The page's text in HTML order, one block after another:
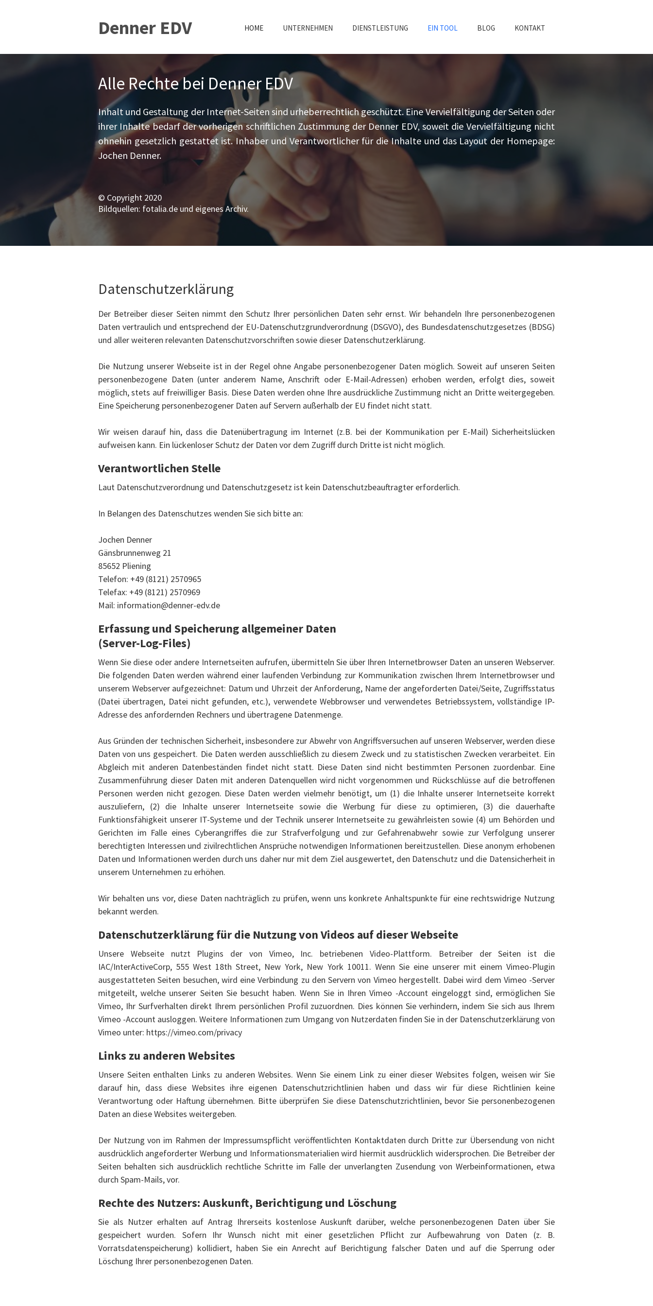
Denner EDV HOME UNTERNEHMEN DIENSTLEISTUNG EIN TOOL BLOG KONTAKT
Alle Rechte bei Denner EDV
Inhalt und Gestaltung der Internet-Seiten sind urheberrechtlich geschützt. Eine Vervielfältigung der Seiten oder
ihrer Inhalte bedarf der vorherigen schriftlichen Zustimmung der Denner EDV, soweit die Vervielfältigung nicht
ohnehin gesetzlich gestattet ist. Inhaber und Verantwortlicher für die Inhalte und das Layout der Homepage:
Jochen Denner.
© Copyright 2020
Bildquellen: fotalia.de und eigenes Archiv.
Datenschutzerklärung
Der Betreiber dieser Seiten nimmt den Schutz Ihrer persönlichen Daten sehr ernst. Wir behandeln Ihre personenbezogenen
Daten vertraulich und entsprechend der EU-Datenschutzgrundverordnung (DSGVO), des Bundesdatenschutzgesetzes (BDSG)
und aller weiteren relevanten Datenschutzvorschriften sowie dieser Datenschutzerklärung.
Die Nutzung unserer Webseite ist in der Regel ohne Angabe personenbezogener Daten möglich. Soweit auf unseren Seiten
personenbezogene Daten (unter anderem Name, Anschrift oder E-Mail-Adressen) erhoben werden, erfolgt dies, soweit
möglich, stets auf freiwilliger Basis. Diese Daten werden ohne Ihre ausdrückliche Zustimmung nicht an Dritte weitergegeben.
Eine Speicherung personenbezogener Daten auf Servern außerhalb der EU findet nicht statt.
Wir weisen darauf hin, dass die Datenübertragung im Internet (z.B. bei der Kommunikation per E-Mail) Sicherheitslücken
aufweisen kann. Ein lückenloser Schutz der Daten vor dem Zugriff durch Dritte ist nicht möglich.
Verantwortlichen Stelle
Laut Datenschutzverordnung und Datenschutzgesetz ist kein Datenschutzbeauftragter erforderlich.
In Belangen des Datenschutzes wenden Sie sich bitte an:
Jochen Denner
Gänsbrunnenweg 21
‍85652 Pliening
Telefon: +49 (8121) 2570965
Telefax: +49 (8121) 2570969
Mail: information@denner-edv.de
Erfassung und Speicherung allgemeiner Daten
(Server-Log-Files)
Wenn Sie diese oder andere Internetseiten aufrufen, übermitteln Sie über Ihren Internetbrowser Daten an unseren Webserver.
Die folgenden Daten werden während einer laufenden Verbindung zur Kommunikation zwischen Ihrem Internetbrowser und
unserem Webserver aufgezeichnet: Datum und Uhrzeit der Anforderung, Name der angeforderten Datei/Seite, Zugriffsstatus
(Datei übertragen, Datei nicht gefunden, etc.), verwendete Webbrowser und verwendetes Betriebssystem, vollständige IP-
Adresse des anfordernden Rechners und übertragene Datenmenge.
Aus Gründen der technischen Sicherheit, insbesondere zur Abwehr von Angriffsversuchen auf unseren Webserver, werden diese
Daten von uns gespeichert. Die Daten werden ausschließlich zu diesem Zweck und zu statistischen Zwecken verarbeitet. Ein
Abgleich mit anderen Datenbeständen findet nicht statt. Diese Daten sind nicht bestimmten Personen zuordenbar. Eine
Zusammenführung dieser Daten mit anderen Datenquellen wird nicht vorgenommen und Rückschlüsse auf die betroffenen
Personen werden nicht gezogen. Diese Daten werden vielmehr benötigt, um (1) die Inhalte unserer Internetseite korrekt
auszuliefern, (2) die Inhalte unserer Internetseite sowie die Werbung für diese zu optimieren, (3) die dauerhafte
Funktionsfähigkeit unserer IT-Systeme und der Technik unserer Internetseite zu gewährleisten sowie (4) um Behörden und
Gerichten im Falle eines Cyberangriffes die zur Strafverfolgung und zur Gefahrenabwehr sowie zur Verfolgung unserer
berechtigten Interessen und zivilrechtlichen Ansprüche notwendigen Informationen bereitzustellen. Diese anonym erhobenen
Daten und Informationen werden durch uns daher nur mit dem Ziel ausgewertet, den Datenschutz und die Datensicherheit in
unserem Unternehmen zu erhöhen.
Wir behalten uns vor, diese Daten nachträglich zu prüfen, wenn uns konkrete Anhaltspunkte für eine rechtswidrige Nutzung
bekannt werden.
Datenschutzerklärung für die Nutzung von Videos auf dieser Webseite
Unsere Webseite nutzt Plugins der von Vimeo, Inc. betriebenen Video-Plattform. Betreiber der Seiten ist die
IAC/InterActiveCorp, 555 West 18th Street, New York, New York 10011. Wenn Sie eine unserer mit einem Vimeo-Plugin
ausgestatteten Seiten besuchen, wird eine Verbindung zu den Servern von Vimeo hergestellt. Dabei wird dem Vimeo -Server
mitgeteilt, welche unserer Seiten Sie besucht haben. Wenn Sie in Ihren Vimeo -Account eingeloggt sind, ermöglichen Sie
Vimeo, Ihr Surfverhalten direkt Ihrem persönlichen Profil zuzuordnen. Dies können Sie verhindern, indem Sie sich aus Ihrem
Vimeo -Account ausloggen. Weitere Informationen zum Umgang von Nutzerdaten finden Sie in der Datenschutzerklärung von
Vimeo unter: https://vimeo.com/privacy
Links zu anderen Websites
Unsere Seiten enthalten Links zu anderen Websites. Wenn Sie einem Link zu einer dieser Websites folgen, weisen wir Sie
darauf hin, dass diese Websites ihre eigenen Datenschutzrichtlinien haben und dass wir für diese Richtlinien keine
Verantwortung oder Haftung übernehmen. Bitte überprüfen Sie diese Datenschutzrichtlinien, bevor Sie personenbezogenen
Daten an diese Websites weitergeben.
Der Nutzung von im Rahmen der Impressumspflicht veröffentlichten Kontaktdaten durch Dritte zur Übersendung von nicht
ausdrücklich angeforderter Werbung und Informationsmaterialien wird hiermit ausdrücklich widersprochen. Die Betreiber der
Seiten behalten sich ausdrücklich rechtliche Schritte im Falle der unverlangten Zusendung von Werbeinformationen, etwa
durch Spam-Mails, vor.
Rechte des Nutzers: Auskunft, Berichtigung und Löschung
Sie als Nutzer erhalten auf Antrag Ihrerseits kostenlose Auskunft darüber, welche personenbezogenen Daten über Sie
gespeichert wurden. Sofern Ihr Wunsch nicht mit einer gesetzlichen Pflicht zur Aufbewahrung von Daten (z. B.
Vorratsdatenspeicherung) kollidiert, haben Sie ein Anrecht auf Berichtigung falscher Daten und auf die Sperrung oder
Löschung Ihrer personenbezogenen Daten.